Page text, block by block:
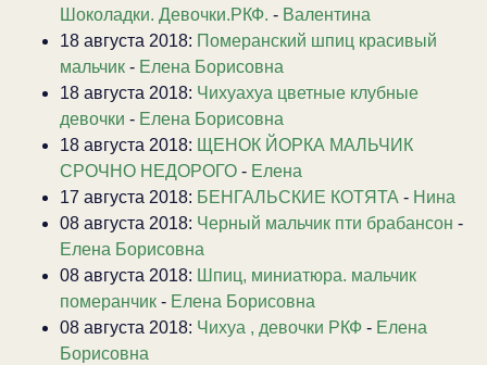
Шоколадки. Девочки.РКФ. - Валентина
18 августа 2018: Померанский шпиц красивый
мальчик - Елена Борисовна
18 августа 2018: Чихуахуа цветные клубные
девочки - Елена Борисовна
18 августа 2018: ЩЕНОК ЙОРКА МАЛЬЧИК
СРОЧНО НЕДОРОГО - Елена
17 августа 2018: БЕНГАЛЬСКИЕ КОТЯТА - Нина
08 августа 2018: Черный мальчик пти брабансон -
Елена Борисовна
08 августа 2018: Шпиц, миниатюра. мальчик
померанчик - Елена Борисовна
08 августа 2018: Чихуа , девочки РКФ - Елена
Борисовна